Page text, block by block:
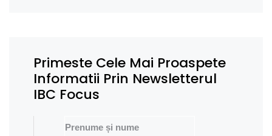
Primeste Cele Mai Proaspete
Informatii Prin Newsletterul
IBC Focus
Prenume și nume